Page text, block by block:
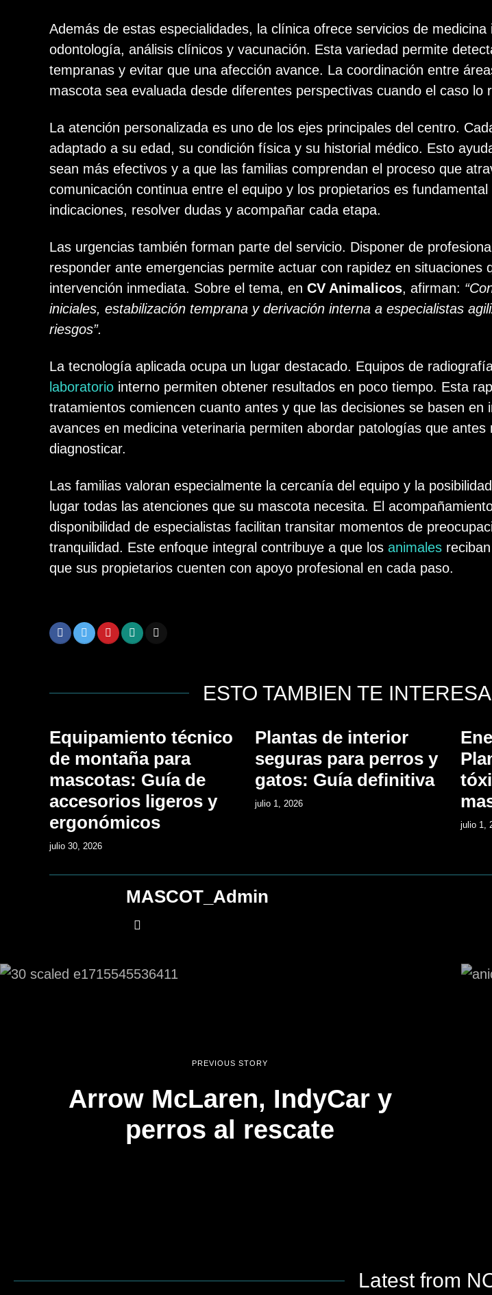
Además de estas especialidades, la clínica ofrece servicios de
odontología, análisis clínicos y vacunación. Esta variedad permite
tempranas y evitar que una afección avance. La coordinación entre
mascota sea evaluada desde diferentes perspectivas cuando el caso lo
La atención personalizada es uno de los ejes principales del centro.
adaptado a su edad, su condición física y su historial médico. Esto
sean más efectivos y a que las familias comprendan el proceso que
comunicación continua entre el equipo y los propietarios es
indicaciones, resolver dudas y acompañar cada etapa.
Las urgencias también forman parte del servicio. Disponer de
responder ante emergencias permite actuar con rapidez en situaciones
intervención inmediata. Sobre el tema, en CV Animalicos, afirman:
iniciales, estabilización temprana y derivación interna a especialistas
riesgos”.
La tecnología aplicada ocupa un lugar destacado. Equipos de
laboratorio interno permiten obtener resultados en poco tiempo. Esta
tratamientos comiencen cuanto antes y que las decisiones se basen en
avances en medicina veterinaria permiten abordar patologías que antes
diagnosticar.
Las familias valoran especialmente la cercanía del equipo y la
lugar todas las atenciones que su mascota necesita. El
disponibilidad de especialistas facilitan transitar momentos de
tranquilidad. Este enfoque integral contribuye a que los animales
que sus propietarios cuenten con apoyo profesional en cada paso.
ESTO TAMBIEN TE INTERESA
Equipamiento técnico
de montaña para
mascotas: Guía de
accesorios ligeros y
ergonómicos
julio 30, 2026
Plantas de interior
seguras para perros y
gatos: Guía definitiva
julio 1, 2026
julio 1,
MASCOT_Admin
PREVIOUS STORY
Arrow McLaren, IndyCar y
perros al rescate
Latest from